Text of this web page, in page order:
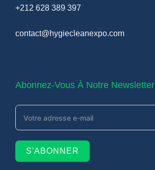
+212 628 389 397
contact@hygiecleanexpo.com
Abonnez-Vous À Notre Newsletter
S'ABONNER